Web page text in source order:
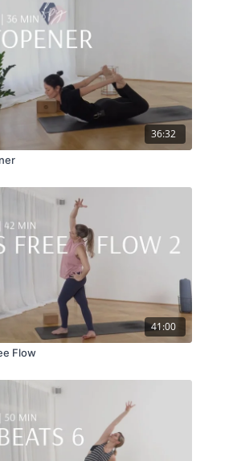
36:32
41:00
Flow